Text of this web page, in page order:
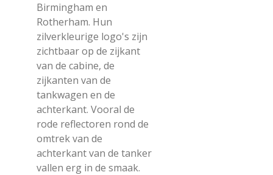
Birmingham en
Rotherham. Hun
zilverkleurige logo's zijn
zichtbaar op de zijkant
van de cabine, de
zijkanten van de
tankwagen en de
achterkant. Vooral de
rode reflectoren rond de
omtrek van de
achterkant van de tanker
vallen erg in de smaak.